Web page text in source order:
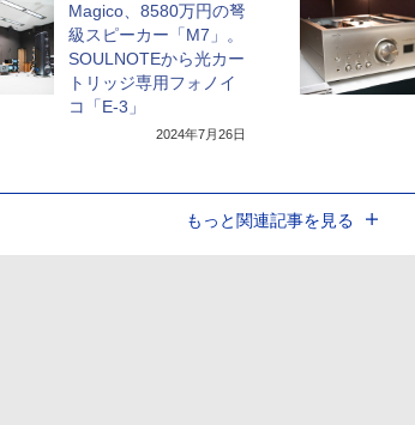
Magico、8580万円の弩
級スピーカー「M7」。
SOULNOTEから光カー
トリッジ専用フォノイ
コ「E-3」
2024年7月26日
もっと関連記事を見る